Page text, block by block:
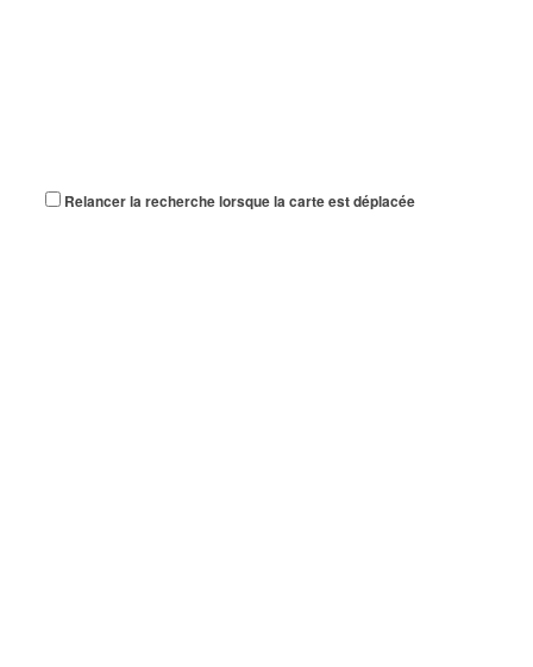
Relancer la recherche lorsque la carte est déplacée